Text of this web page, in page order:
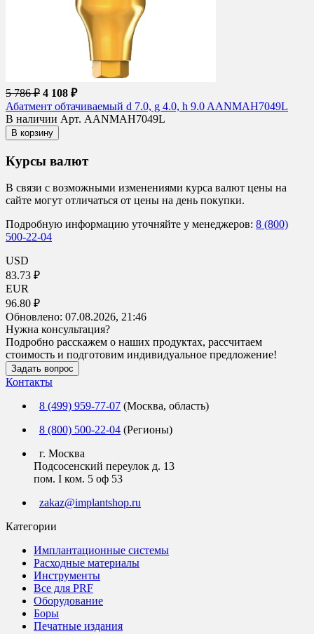
5 786 ₽ 4 108 ₽
Абатмент обтачиваемый d 7.0, g 4.0, h 9.0 AANMAH7049L
В наличии Арт. AANMAH7049L
В корзину
Курсы валют
В связи с возможными изменениями курса валют цены на
сайте могут отличаться от цены на день покупки.
Подробную информацию уточняйте у менеджеров: 8 (800)
500-22-04
USD
83.73 ₽
EUR
96.80 ₽
Обновлено: 07.08.2026, 21:46
Нужна консультация?
Подробно расскажем о наших продуктах, рассчитаем
стоимость и подготовим индивидуальное предложение!
Задать вопрос
Контакты
8 (499) 959-77-07 (Москва, область)
8 (800) 500-22-04 (Регионы)
г. Москва
Подсосенский переулок д. 13
пом. I ком. 5 оф 53
zakaz@implantshop.ru
Категории
Имплантационные системы
Расходные материалы
Инструменты
Все для PRF
Оборудование
Боры
Печатные издания